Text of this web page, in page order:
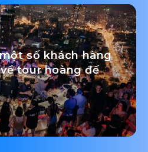
số khách hàng
tour hoàng đế